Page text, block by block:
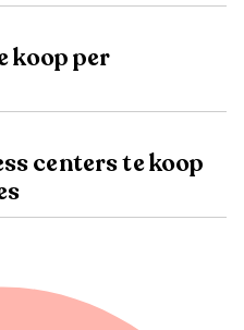
koop per
centers te koop